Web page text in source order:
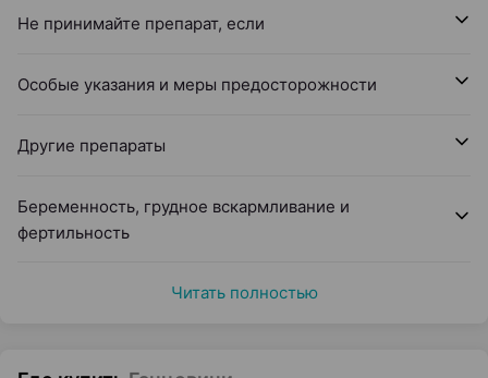
Не принимайте препарат, если
Особые указания и меры предосторожности
Другие препараты
Беременность, грудное вскармливание и
фертильность
Читать полностью